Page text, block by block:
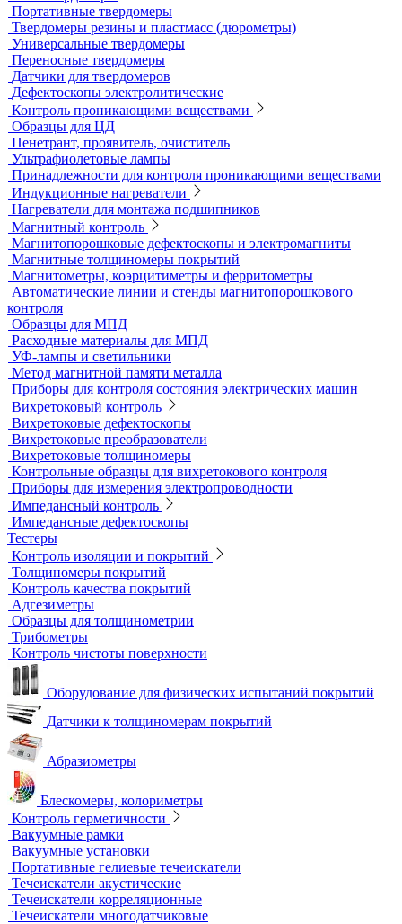
Стационарные твердомеры
Комбинированные твердомеры
Комплектующие к твердомерам
Меры твердости
Микротвердомеры
Нанотвердомеры
Портативные твердомеры
Твердомеры резины и пластмасс (дюрометры)
Универсальные твердомеры
Переносные твердомеры
Датчики для твердомеров
Дефектоскопы электролитические
Контроль проникающими веществами
Образцы для ЦД
Пенетрант, проявитель, очиститель
Ультрафиолетовые лампы
Принадлежности для контроля проникающими веществами
Индукционные нагреватели
Нагреватели для монтажа подшипников
Магнитный контроль
Магнитопорошковые дефектоскопы и электромагниты
Магнитные толщиномеры покрытий
Магнитометры, коэрцитиметры и ферритометры
Автоматические линии и стенды магнитопорошкового
контроля
Образцы для МПД
Расходные материалы для МПД
УФ-лампы и светильники
Метод магнитной памяти металла
Приборы для контроля состояния электрических машин
Вихретоковый контроль
Вихретоковые дефектоскопы
Вихретоковые преобразователи
Вихретоковые толщиномеры
Контрольные образцы для вихретокового контроля
Приборы для измерения электропроводности
Импедансный контроль
Импедансные дефектоскопы
Тестеры
Контроль изоляции и покрытий
Толщиномеры покрытий
Контроль качества покрытий
Адгезиметры
Образцы для толщинометрии
Трибометры
Контроль чистоты поверхности
Датчики к толщиномерам покрытий
Абразиометры
Блескомеры, колориметры
Контроль герметичности